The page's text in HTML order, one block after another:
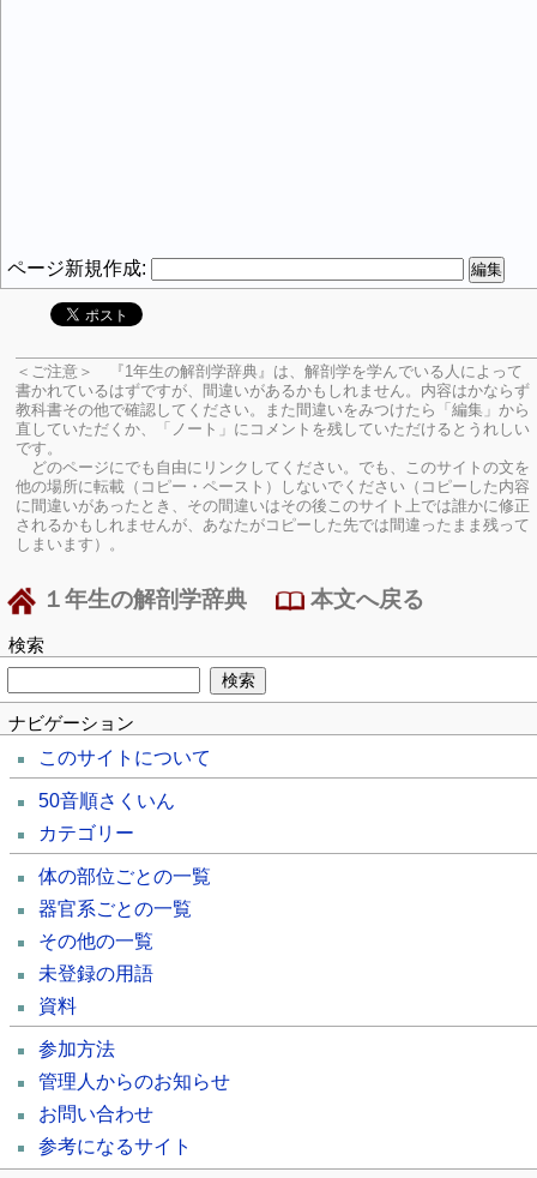
ページ新規作成:
＜ご注意＞ 『1年生の解剖学辞典』は、解剖学を学んでいる人によって
書かれているはずですが、間違いがあるかもしれません。内容はかならず
教科書その他で確認してください。
また間違いをみつけたら「編集」から
直していただくか、「ノート」にコメントを残していただけるとうれしい
です。
どのページにでも自由にリンクしてください。でも、このサイトの文を
他の場所に転載（コピー・ペースト）しないでください（コピーした内容
に間違いがあったとき、その間違いはその後このサイト上では誰かに修正
されるかもしれませんが、あなたがコピーした先では間違ったまま残って
しまいます）。
１年生の解剖学辞典 本文へ戻る
検索
ナビゲーション
このサイトについて
50音順さくいん
カテゴリー
体の部位ごとの一覧
器官系ごとの一覧
その他の一覧
未登録の用語
資料
参加方法
管理人からのお知らせ
お問い合わせ
参考になるサイト